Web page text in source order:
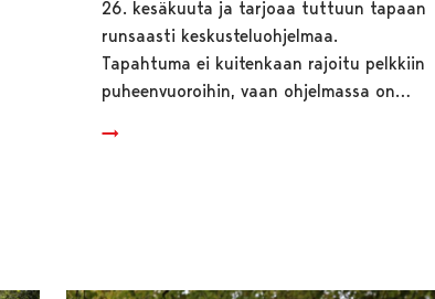
26. kesäkuuta ja tarjoaa tuttuun tapaan
runsaasti keskusteluohjelmaa.
Tapahtuma ei kuitenkaan rajoitu pelkkiin
puheenvuoroihin, vaan ohjelmassa on…